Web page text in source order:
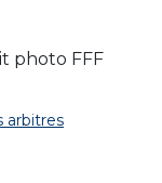
photo FFF
arbitres